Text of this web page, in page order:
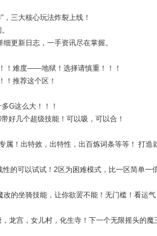
三大核心玩法炸裂上线！
更新日志，一手资讯尽在掌握。
难度——地狱！选择请慎重！！！
推荐这个区！
G这么大！！！
好几个超级技能！可以吸，可以合！
！出特效，出特性，出百炼词条等等！ 打造
的可以试试！2区为困难模式，比一区简单一
的坐骑技能，让你欲罢不能！无门槛！看运气
龙宫，女儿村，化生寺！下一个无限摇头的魔